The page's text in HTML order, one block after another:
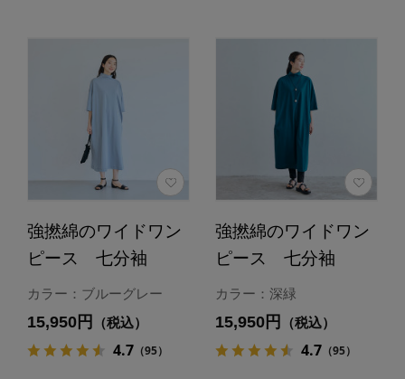
強撚綿のワイドワン
ピース 七分袖
カラー：ブルーグレー
15,950円 （税込）
4.7（95）
強撚綿のワイドワン
ピース 七分袖
カラー：深緑
15,950円 （税込）
4.7（95）